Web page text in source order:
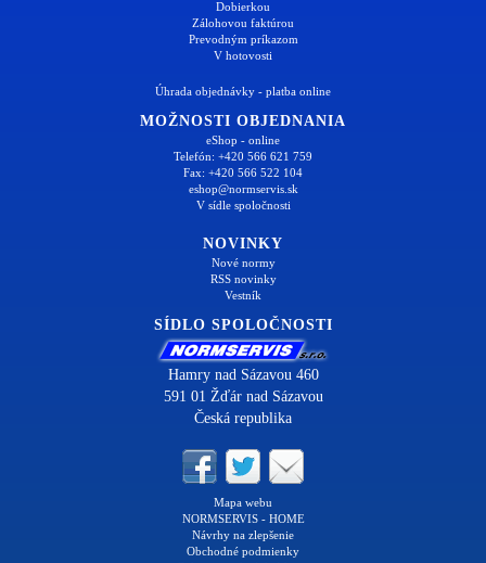
Dobierkou
Zálohovou faktúrou
Prevodným príkazom
V hotovosti
Úhrada objednávky - platba online
MOŽNOSTI OBJEDNANIA
eShop - online
Telefón: +420 566 621 759
Fax: +420 566 522 104
eshop@normservis.sk
V sídle spoločnosti
NOVINKY
Nové normy
RSS novinky
Vestník
SÍDLO SPOLOČNOSTI
Hamry nad Sázavou 460
591 01 Žďár nad Sázavou
Česká republika
Mapa webu
NORMSERVIS - HOME
Návrhy na zlepšenie
Obchodné podmienky